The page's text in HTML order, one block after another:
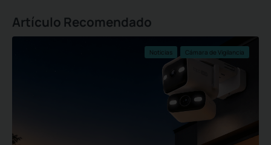
Artículo Recomendado
Noticias Cámara de Vigilancia